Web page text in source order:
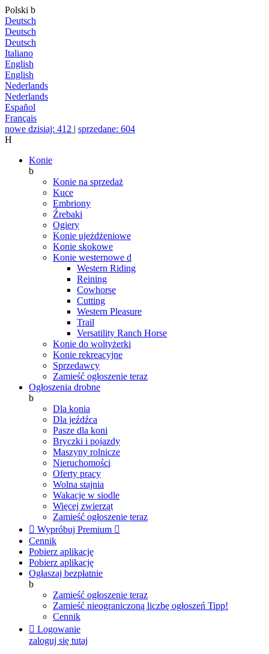
Polski b
Deutsch
Deutsch
Deutsch
Italiano
English
English
Nederlands
Nederlands
Español
Français
nowe dzisiaj: 412 | sprzedane: 604
H
Konie
b
Konie na sprzedaż
Kuce
Embriony
Źrebaki
Ogiery
Konie ujeżdżeniowe
Konie skokowe
Konie westernowe d
Western Riding
Reining
Cowhorse
Cutting
Western Pleasure
Trail
Versatility Ranch Horse
Konie do woltyżerki
Konie rekreacyjne
Sprzedawcy
Zamieść ogłoszenie teraz
Ogłoszenia drobne
b
Dla konia
Dla jeźdźca
Pasze dla koni
Bryczki i pojazdy
Maszyny rolnicze
Nieruchomości
Oferty pracy
Wolna stajnia
Wakacje w siodle
Więcej zwierząt
Zamieść ogłoszenie teraz
 Wypróbuj Premium 
Cennik
Pobierz aplikację
Pobierz aplikację
Ogłaszaj bezpłatnie
b
Zamieść ogłoszenie teraz
Zamieść nieograniczoną liczbę ogłoszeń Tipp!
Cennik
 Logowanie
zaloguj się tutaj